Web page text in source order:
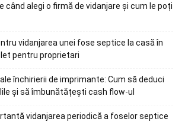
când alegi o firmă de vidanjare și cum le poți
vidanjarea unei fose septice la casă în
pentru proprietari
închirierii de imprimante: Cum să deduci
și să îmbunătățești cash flow-ul
vidanjarea periodică a foselor septice